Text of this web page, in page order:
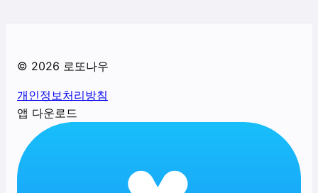
© 2026 로또나우
개인정보처리방침
앱 다운로드